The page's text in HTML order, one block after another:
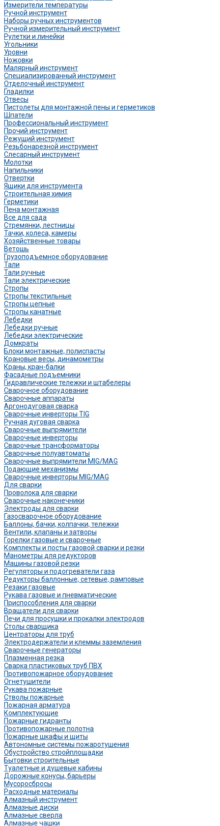
Измерители температуры
Ручной инструмент
Наборы ручных инструментов
Ручной измерительный инструмент
Рулетки и линейки
Угольники
Уровни
Ножовки
Малярный инструмент
Специализированный инструмент
Отделочный инструмент
Гладилки
Отвесы
Пистолеты для монтажной пены и герметиков
Шпатели
Профессиональный инструмент
Прочий инструмент
Режущий инструмент
Резьбонарезной инструмент
Слесарный инструмент
Молотки
Напильники
Отвертки
Ящики для инструмента
Строительная химия
Герметики
Пена монтажная
Все для сада
Стремянки, лестницы
Тачки, колеса, камеры
Хозяйственные товары
Ветошь
Грузоподъемное оборудование
Тали
Тали ручные
Тали электрические
Стропы
Стропы текстильные
Стропы цепные
Стропы канатные
Лебедки
Лебедки ручные
Лебедки электрические
Домкраты
Блоки монтажные, полиспасты
Крановые весы, динамометры
Краны, кран-балки
Фасадные подъемники
Гидравлические тележки и штабелеры
Сварочное оборудование
Сварочные аппараты
Аргонодуговая сварка
Сварочные инверторы TIG
Ручная дуговая сварка
Сварочные выпрямители
Сварочные инверторы
Сварочные трансформаторы
Сварочные полуавтоматы
Сварочные выпрямители MIG/MAG
Подающие механизмы
Сварочные инверторы MIG/MAG
Для сварки
Проволока для сварки
Сварочные наконечники
Электроды для сварки
Газосварочное оборудование
Баллоны, бачки, колпачки, тележки
Вентили, клапаны и затворы
Горелки газовые и сварочные
Комплекты и посты газовой сварки и резки
Манометры для редукторов
Машины газовой резки
Регуляторы и подогреватели газа
Редукторы баллонные, сетевые, рамповые
Резаки газовые
Рукава газовые и пневматические
Приспособления для сварки
Вращатели для сварки
Печи для просушки и прокалки электродов
Столы сварщика
Центраторы для труб
Электродержатели и клеммы заземления
Сварочные генераторы
Плазменная резка
Сварка пластиковых труб ПВХ
Противопожарное оборудование
Огнетушители
Рукава пожарные
Стволы пожарные
Пожарная арматура
Комплектующие
Пожарные гидранты
Противопожарные полотна
Пожарные шкафы и щиты
Автономные системы пожаротушения
Обустройство стройплощадки
Бытовки строительные
Туалетные и душевые кабины
Дорожные конусы, барьеры
Мусоросбросы
Расходные материалы
Алмазный инструмент
Алмазные диски
Алмазные сверла
Алмазные чашки